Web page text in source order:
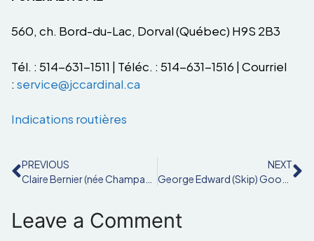
560, ch. Bord-du-Lac, Dorval (Québec) H9S 2B3
Tél. : 514-631-1511 | Téléc. : 514-631-1516 | Courriel
: service@jccardinal.ca
Indications routières
PREVIOUS
NEXT
Leave a Comment